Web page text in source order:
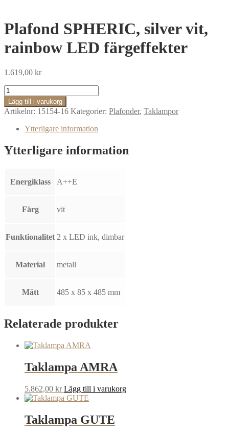
Plafond SPHERIC, silver vit,
rainbow LED färgeffekter
1.619,00 kr
Plafond
SPHERIC,
silver
vit,
rainbow
färgeffekter
mängd
Lägg till i varukorg
Artikelnr: 15154-16 Kategorier: Plafonder, Taklampor
Ytterligare information
Ytterligare information
Energiklass A++E
Färg vit
Funktionalitet 2 x LED ink, dimbar
Material metall
Mått 485 x 85 x 485 mm
Relaterade produkter
Taklampa AMRA
5.862,00 kr Lägg till i varukorg
Taklampa GUTE